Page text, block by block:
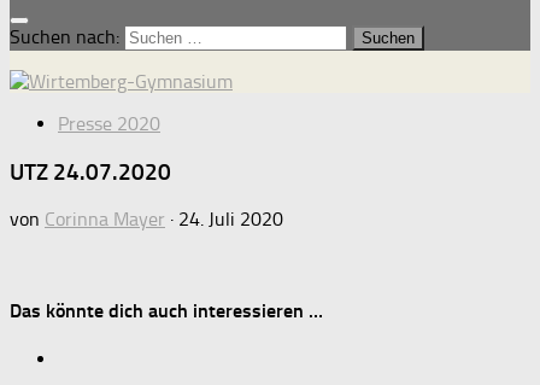
Suchen nach:
Presse 2020
UTZ 24.07.2020
von Corinna Mayer · 24. Juli 2020
Das könnte dich auch interessieren …